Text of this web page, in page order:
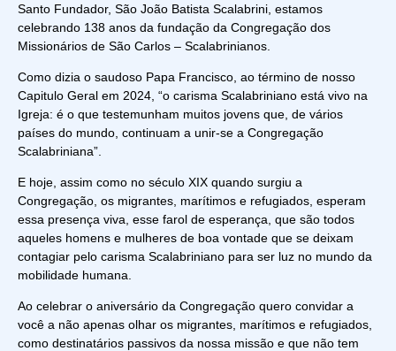
Santo Fundador, São João Batista Scalabrini, estamos
celebrando 138 anos da fundação da Congregação dos
Missionários de São Carlos – Scalabrinianos.
Como dizia o saudoso Papa Francisco , ao término de nosso
Capitulo Geral em 2024, “o carisma Scalabriniano está vivo na
Igreja: é o que testemunham muitos jovens que, de vários
países do mundo, continuam a unir-se a Congregação
Scalabriniana”.
E hoje, assim como no século XIX quando surgiu a
Congregação, os migrantes, marítimos e refugiados, esperam
essa presença viva, esse farol de esperança, que são todos
aqueles homens e mulheres de boa vontade que se deixam
contagiar pelo carisma Scalabriniano para ser luz no mundo da
mobilidade humana.
Ao celebrar o aniversário da Congregação quero convidar a
você a não apenas olhar os migrantes, marítimos e refugiados,
como destinatários passivos da nossa missão e que não tem